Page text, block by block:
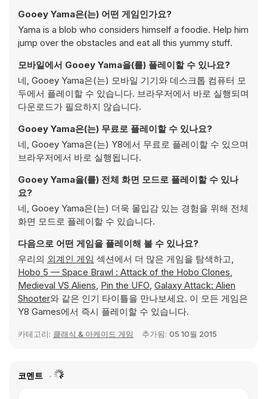
Gooey Yama은(는) 어떤 게임인가요?
Yama is a blob who considers himself a foodie. Help him
jump over the obstacles and eat all this yummy stuff.
모바일에서 Gooey Yama을(를) 플레이할 수 있나요?
네, Gooey Yama은(는) 모바일 기기와 데스크톱 컴퓨터 모
두에서 플레이할 수 있습니다. 브라우저에서 바로 실행되며
다운로드가 필요하지 않습니다.
Gooey Yama은(는) 무료로 플레이할 수 있나요?
네, Gooey Yama은(는) Y8에서 무료로 플레이할 수 있으며
브라우저에서 바로 실행됩니다.
Gooey Yama을(를) 전체 화면 모드로 플레이할 수 있나
요?
네, Gooey Yama은(는) 더욱 몰입감 있는 경험을 위해 전체
화면 모드로 플레이할 수 있습니다.
다음으로 어떤 게임을 플레이해 볼 수 있나요?
우리의 외계인 게임 섹션에서 더 많은 게임을 탐색하고,
Hobo 5 — Space Brawl : Attack of the Hobo Clones,
Medieval VS Aliens, Pin the UFO, Galaxy Attack: Alien
Shooter와 같은 인기 타이틀을 만나보세요. 이 모든 게임은
Y8 Games에서 즉시 플레이할 수 있습니다.
카테고리: 클래식 & 아케이드 게임 추가됨: 05 10월 2015
코멘트